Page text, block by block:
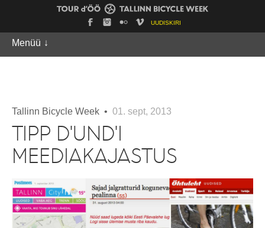
UUDISKIRI
Menüü ↓
Tallinn Bicycle Week • 01. sept, 2013
TIPP D'UND'I
MEEDIAKAJASTUS